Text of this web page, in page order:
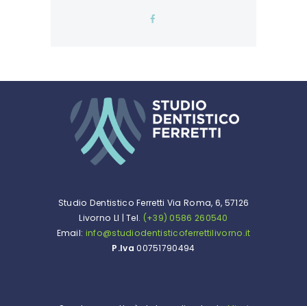
Studio Dentistico Ferretti Via Roma, 6, 57126
Livorno LI | Tel. (+39) 0586 260540
Email: info@studiodentisticoferrettilivorno.it
P.Iva 00751790494